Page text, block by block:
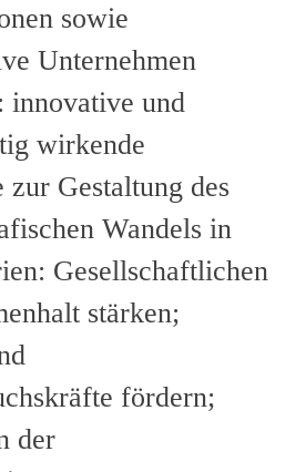
sowie
Unternehmen
innovative und
wirkende
zur Gestaltung des
Wandels in
Gesellschaftlichen
stärken;
fördern;
der